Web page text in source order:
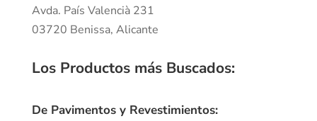
Avda. País Valencià 231
03720 Benissa, Alicante
Los Productos más Buscados:
De Pavimentos y Revestimientos: